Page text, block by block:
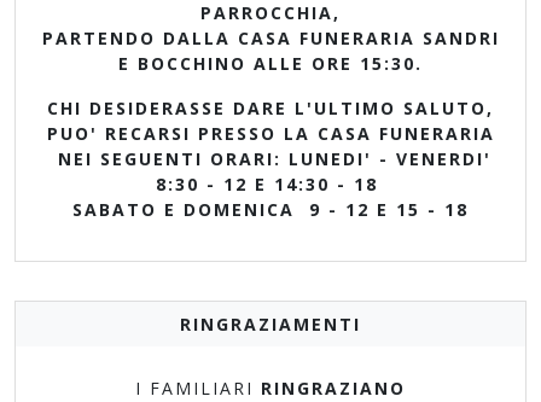
PARROCCHIA,
PARTENDO DALLA CASA FUNERARIA SANDRI
E BOCCHINO ALLE ORE 15:30.
CHI DESIDERASSE DARE L'ULTIMO SALUTO,
PUO' RECARSI PRESSO LA CASA FUNERARIA
NEI SEGUENTI ORARI: LUNEDI' - VENERDI'
8:30 - 12 E 14:30 - 18
SABATO E DOMENICA 9 - 12 E 15 - 18
RINGRAZIAMENTI
I FAMILIARI RINGRAZIANO